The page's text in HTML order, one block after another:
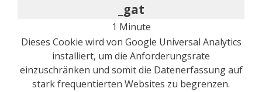
_gat
1 Minute
Dieses Cookie wird von Google Universal Analytics
installiert, um die Anforderungsrate
einzuschränken und somit die Datenerfassung auf
stark frequentierten Websites zu begrenzen.